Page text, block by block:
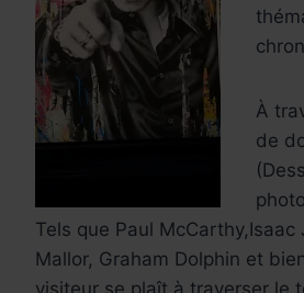
À
de
Tels que Paul McCarthy,Isaac
Mallor, Graham Dolphin et